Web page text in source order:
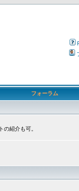
フォーラム
の紹介も可。